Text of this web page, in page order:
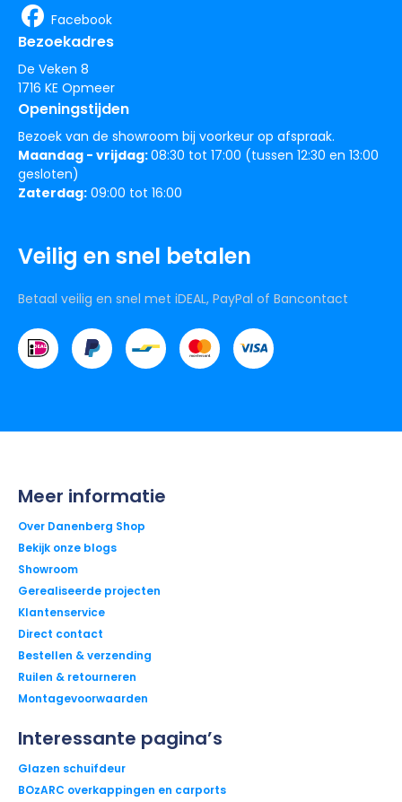
Facebook
Bezoekadres
De Veken 8
1716 KE Opmeer
Openingstijden
Bezoek van de showroom bij voorkeur op afspraak.
Maandag - vrijdag:08:30 tot 17:00 (tussen 12:30 en 13:00
gesloten)
Zaterdag: 09:00 tot 16:00
Veilig en snel betalen
Betaal veilig en snel met iDEAL, PayPal of Bancontact
Interessante pagina’s
Glazen schuifdeur
BOzARC overkappingen en carports
Meer informatie
Over Danenberg Shop
Bekijk onze blogs
Showroom
Gerealiseerde projecten
Klantenservice
Direct contact
Bestellen & verzending
Ruilen & retourneren
Montagevoorwaarden